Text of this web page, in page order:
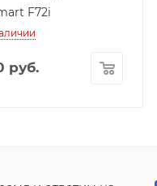
F72i
руб.